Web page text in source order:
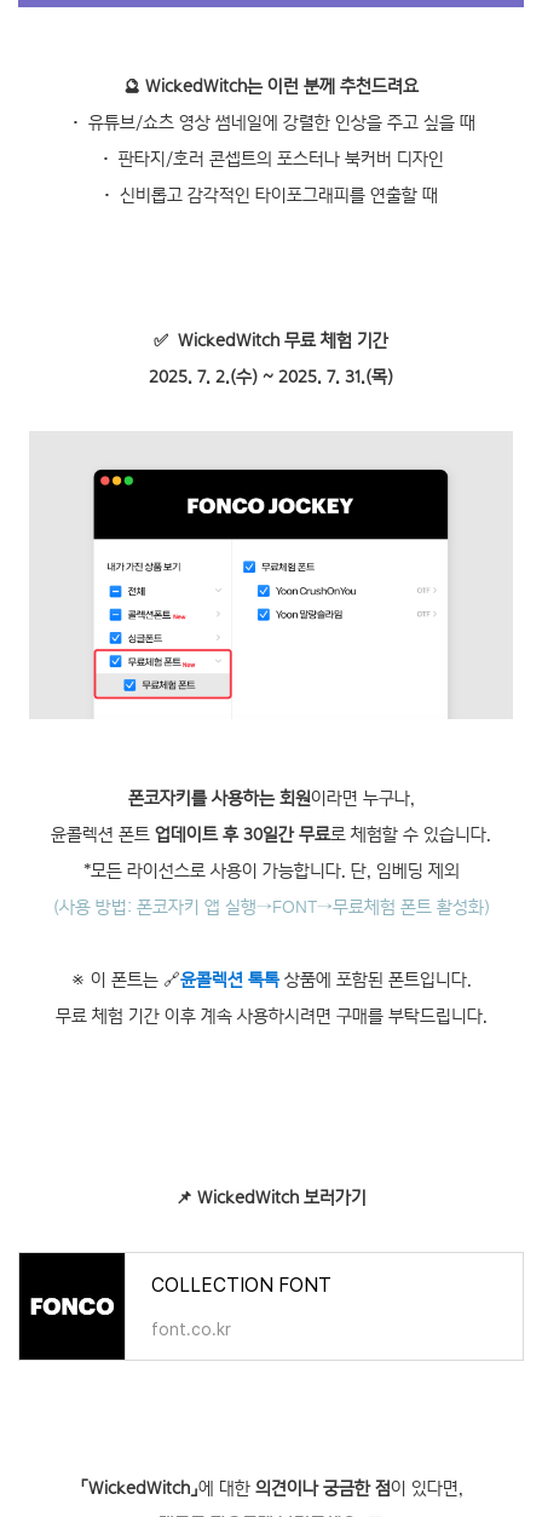
🔮 WickedWitch는 이런 분께 추천드려요
• 유튜브/쇼츠 영상 썸네일에 강렬한 인상을 주고 싶을 때
• 판타지/호러 콘셉트의 포스터나 북커버 디자인
• 신비롭고 감각적인 타이포그래피를 연출할 때
✅ WickedWitch 무료 체험 기간
2025. 7. 2.(수) ~ 2025. 7. 31.(목)
폰코자키를 사용하는 회원이라면 누구나,
윤콜렉션 폰트 업데이트 후 30일간 무료로 체험할 수 있습니다.
*모든 라이선스로 사용이 가능합니다. 단, 임베딩 제외
(사용 방법: 폰코자키 앱 실행→FONT→무료체험 폰트 활성화)
※ 이 폰트는 🔗윤콜렉션 톡톡 상품에 포함된 폰트입니다.
무료 체험 기간 이후 계속 사용하시려면 구매를 부탁드립니다.
📌 WickedWitch 보러가기
COLLECTION FONT
font.co.kr
「WickedWitch」에 대한 의견이나 궁금한 점이 있다면,